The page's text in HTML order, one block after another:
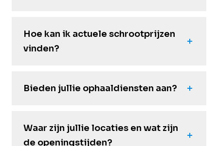
Hoe kan ik actuele schrootprijzen
vinden?
Bieden jullie ophaaldiensten aan?
Waar zijn jullie locaties en wat zijn
de openingstijden?